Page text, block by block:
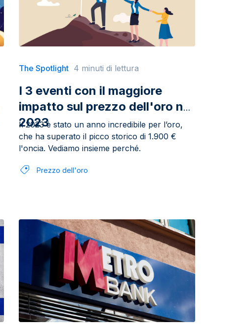
The Spotlight 4 minuti di lettura
I 3 eventi con il maggiore
impatto sul prezzo dell'oro nel
2023
Il 2023 è stato un anno incredibile per l’oro,
che ha superato il picco storico di 1.900 €
l'oncia. Vediamo insieme perché.
Prezzo dell'oro